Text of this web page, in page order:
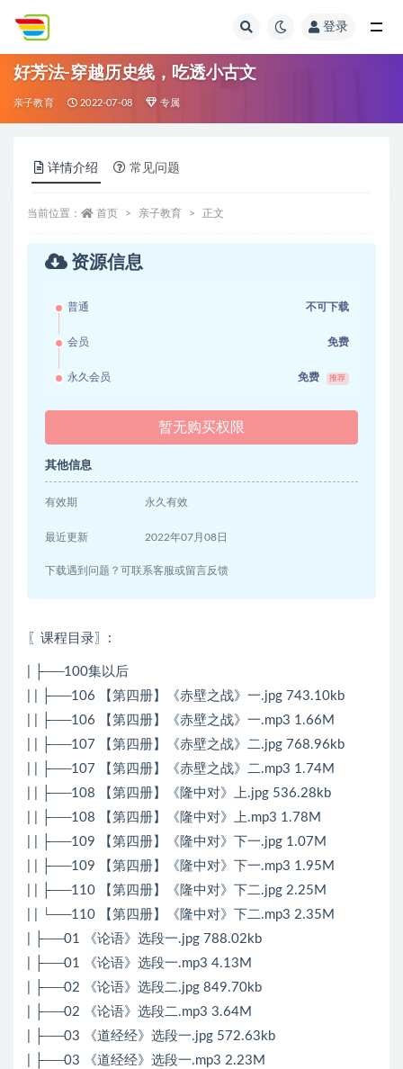
登录
好芳法-穿越历史线，吃透小古文
亲子教育 2022-07-08 专属
详情介绍 常见问题
当前位置： 首页 亲子教育 正文
资源信息
普通 不可下载
会员 免费
永久会员 免费 推荐
暂无购买权限
其他信息
有效期 永久有效
最近更新 2022年07月08日
下载遇到问题？可联系客服或留言反馈
〖课程目录〗 :
| ├──100集以后
| | ├──106 【第四册】《赤壁之战》一.jpg 743.10kb
| | ├──106 【第四册】《赤壁之战》一.mp3 1.66M
| | ├──107 【第四册】《赤壁之战》二.jpg 768.96kb
| | ├──107 【第四册】《赤壁之战》二.mp3 1.74M
| | ├──108 【第四册】《隆中对》上.jpg 536.28kb
| | ├──108 【第四册】《隆中对》上.mp3 1.78M
| | ├──109 【第四册】《隆中对》下一.jpg 1.07M
| | ├──109 【第四册】《隆中对》下一.mp3 1.95M
| | ├──110 【第四册】《隆中对》下二.jpg 2.25M
| | └──110 【第四册】《隆中对》下二.mp3 2.35M
| ├──01 《论语》选段一.jpg 788.02kb
| ├──01 《论语》选段一.mp3 4.13M
| ├──02 《论语》选段二.jpg 849.70kb
| ├──02 《论语》选段二.mp3 3.64M
| ├──03 《道经经》选段一.jpg 572.63kb
| ├──03 《道经经》选段一.mp3 2.23M